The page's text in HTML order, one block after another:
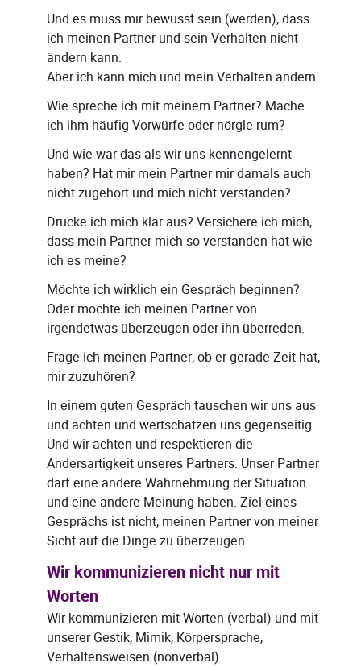
Und es muss mir bewusst sein (werden), dass
ich meinen Partner und sein Verhalten nicht
ändern kann.
Aber ich kann mich und mein Verhalten ändern.
Wie spreche ich mit meinem Partner? Mache
ich ihm häufig Vorwürfe oder nörgle rum?
Und wie war das als wir uns kennengelernt
haben? Hat mir mein Partner mir damals auch
nicht zugehört und mich nicht verstanden?
Drücke ich mich klar aus? Versichere ich mich,
dass mein Partner mich so verstanden hat wie
ich es meine?
Möchte ich wirklich ein Gespräch beginnen?
Oder möchte ich meinen Partner von
irgendetwas überzeugen oder ihn überreden.
Frage ich meinen Partner, ob er gerade Zeit hat,
mir zuzuhören?
In einem guten Gespräch tauschen wir uns aus
und achten und wertschätzen uns gegenseitig.
Und wir achten und respektieren die
Andersartigkeit unseres Partners. Unser Partner
darf eine andere Wahrnehmung der Situation
und eine andere Meinung haben. Ziel eines
Gesprächs ist nicht, meinen Partner von meiner
Sicht auf die Dinge zu überzeugen.
Wir kommunizieren nicht nur mit
Worten
Wir kommunizieren mit Worten (verbal) und mit
unserer Gestik, Mimik, Körpersprache,
Verhaltensweisen (nonverbal).